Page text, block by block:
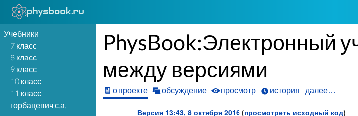
Учебники
7 класс
8 класс
9 класс
10 класс
11 класс
горбацевич с.а.
PhysBook:Электронный
между версиями
о проекте обсуждение просмотр история далее…
Версия 13:43, 8 октября 2016 (просмотреть исходный код)